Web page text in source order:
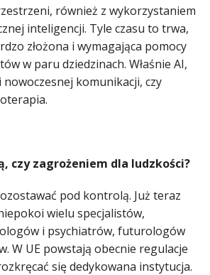
również z wykorzystaniem
inteligencji. Tyle czasu to trwa,
złożona i wymagająca pomocy
w paru dziedzinach. Właśnie AI,
komunikacji, czy
czy zagrożeniem dla ludzkości?
pod kontrolą. Już teraz
wielu specjalistów,
i psychiatrów, futurologów
W UE powstają obecnie regulacje
się dedykowana instytucja.